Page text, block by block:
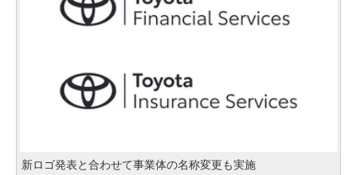
新ロゴ発表と合わせて事業体の名称変更も実施